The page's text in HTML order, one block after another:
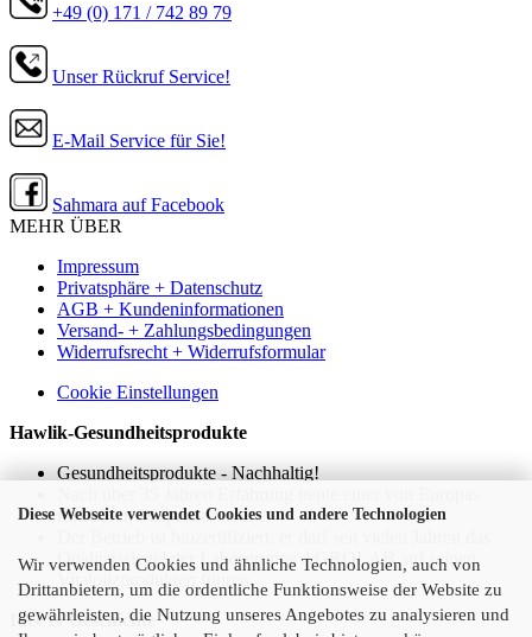
Diese Webseite verwendet Cookies und andere Technologien
Wir verwenden Cookies und ähnliche Technologien, auch von
Drittanbietern, um die ordentliche Funktionsweise der Website zu
gewährleisten, die Nutzung unseres Angebotes zu analysieren und
+49 (0) 171 / 742 89 79
Unser Rückruf Service!
E-Mail Service für Sie!
Sahmara auf Facebook
MEHR ÜBER
Impressum
Privatsphäre + Datenschutz
AGB + Kundeninformationen
Versand- + Zahlungsbedingungen
Widerrufsrecht + Widerrufsformular
Cookie Einstellungen
Hawlik-Gesundheitsprodukte
Gesundheitsprodukte - Nachhaltig!
führenden Pilzproduzenten.
Qualitätssiegel der Laborgruppe AGROLAB auf seinen
Vitalpilzprodukten führen.
Idee & Geschichte